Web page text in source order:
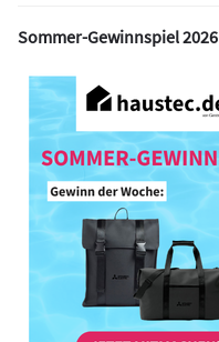
Sommer-Gewinnspiel 2026